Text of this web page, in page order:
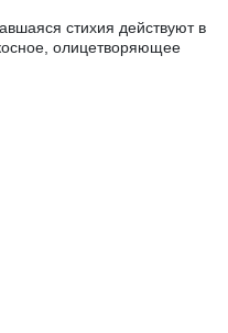
стихия действуют в
олицетворяющее